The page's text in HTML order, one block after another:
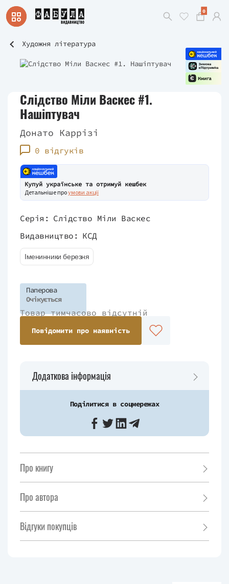
0
Художня література
Слідство Міли Васкес #1.
Нашіптувач
Донато Каррізі
0 відгуків
Купуй українське та отримуй кешбек
Детальніше проумови акції
Серія: Слідство Міли Васкес
Видавництво: КСД
Іменинники березня
Паперова
Очікується
Товар тимчасово відсутній
Повідомити про наявність
Додаткова інформація
Поділитися в соцмережах
Про книгу
Про автора
Відгуки покупців